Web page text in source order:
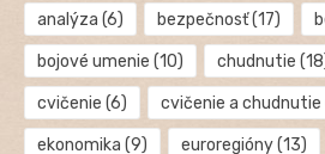
analýza (6) bezpečnosť(17)
bojové umenie (10) chudnutie
cvičenie (6) cvičenie a chudnutie
ekonomika (9) euroregióny(13)